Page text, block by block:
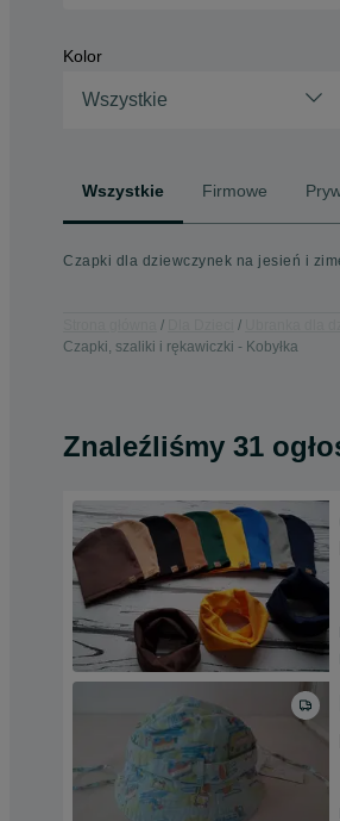
Kolor
Wszystkie
Wszystkie Firmowe
Czapki dla dziewczynek na jesień i
Czapki, szaliki i rękawiczki - Kobyłka
Znaleźliśmy 31